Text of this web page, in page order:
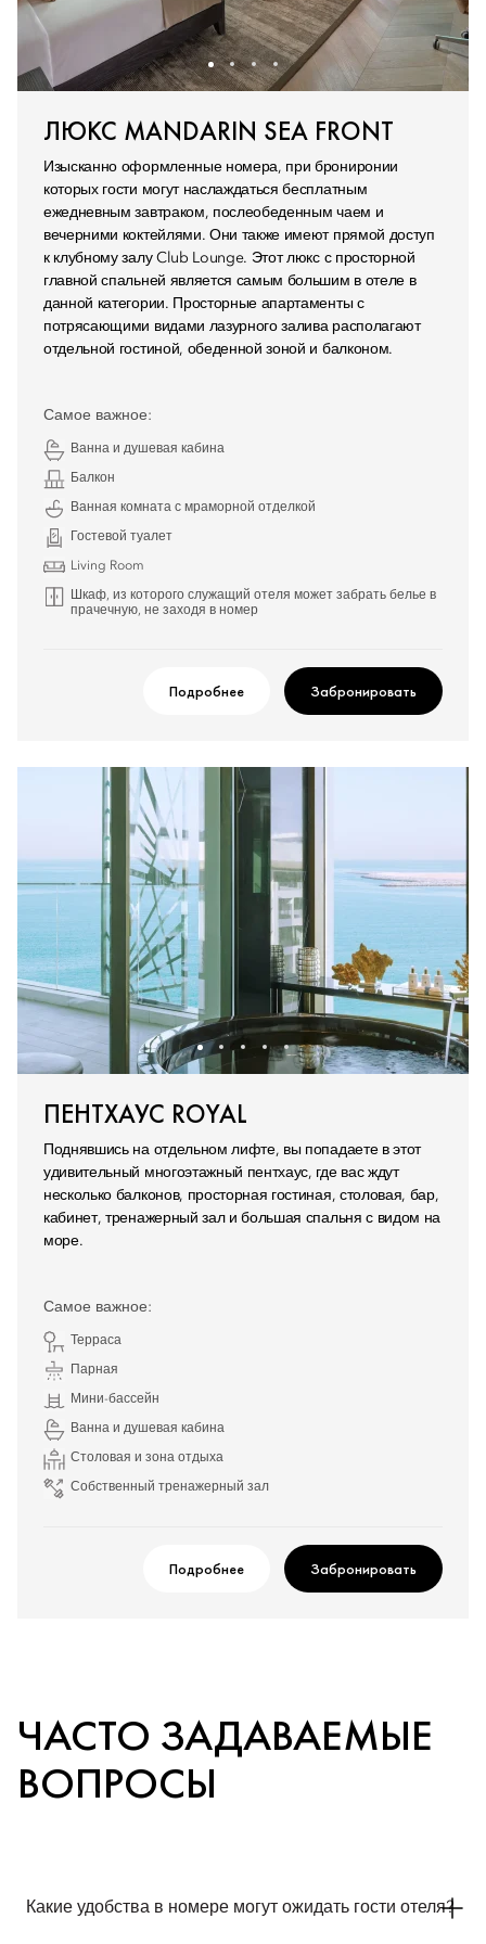
ЛЮКС MANDARIN SEA FRONT
Изысканно оформленные номера, при брониронии
которых гости могут наслаждаться бесплатным
ежедневным завтраком, послеобеденным чаем и
вечерними коктейлями. Они также имеют прямой доступ
к клубному залу Club Lounge. Этот люкс с просторной
главной спальней является самым большим в отеле в
данной категории. Просторные апартаменты с
потрясающими видами лазурного залива располагают
отдельной гостиной, обеденной зоной и балконом.
Самое важное:
Ванна и душевая кабина
Балкон
Ванная комната с мраморной отделкой
Гостевой туалет
Living Room
Шкаф, из которого служащий отеля может забрать белье в
прачечную, не заходя в номер
Подробнее Забронировать
ПЕНТХАУС ROYAL
Поднявшись на отдельном лифте, вы попадаете в этот
удивительный многоэтажный пентхаус, где вас ждут
несколько балконов, просторная гостиная, столовая, бар,
кабинет, тренажерный зал и большая спальня с видом на
море.
Самое важное:
Терраса
Парная
Мини-бассейн
Ванна и душевая кабина
Столовая и зона отдыха
Собственный тренажерный зал
Подробнее Забронировать
ЧАСТО ЗАДАВАЕМЫЕ
ВОПРОСЫ
Какие удобства в номере могут ожидать гости отеля?